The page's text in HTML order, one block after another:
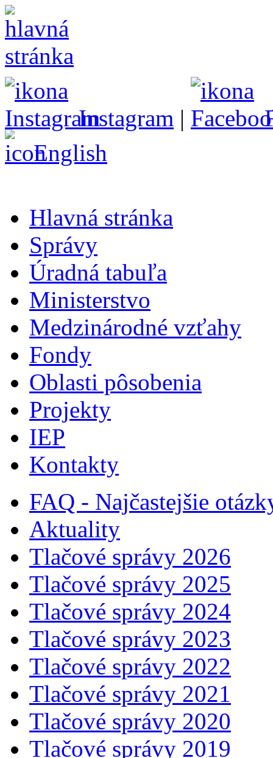
Instagram |
English
Hlavná stránka
Správy
Úradná tabuľa
Ministerstvo
Medzinárodné vzťahy
Fondy
Oblasti pôsobenia
Projekty
IEP
Kontakty
FAQ - Najčastejšie
Aktuality
Tlačové správy 2026
Tlačové správy 2025
Tlačové správy 2024
Tlačové správy 2023
Tlačové správy 2022
Tlačové správy 2021
Tlačové správy 2020
Tlačové správy 2019